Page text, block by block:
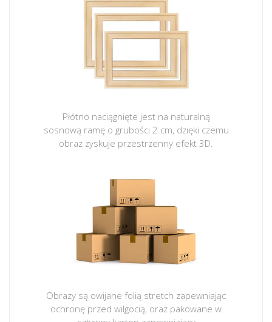
Płótno naciągnięte jest na naturalną
sosnową ramę o grubości 2 cm, dzięki czemu
obraz zyskuje przestrzenny efekt 3D.
Obrazy są owijane folią stretch zapewniając
ochronę przed wilgocią, oraz pakowane w